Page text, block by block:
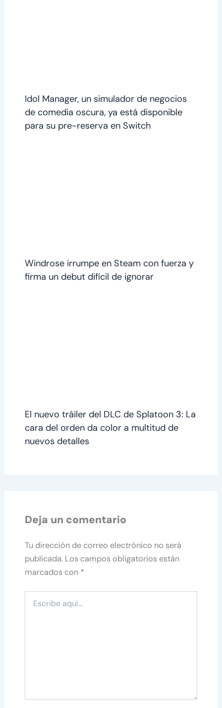
Idol Manager, un simulador de negocios
de comedia oscura, ya está disponible
para su pre-reserva en Switch
Windrose irrumpe en Steam con fuerza y
firma un debut difícil de ignorar
El nuevo tráiler del DLC de Splatoon 3: La
cara del orden da color a multitud de
nuevos detalles
Deja un comentario
Tu dirección de correo electrónico no será
publicada. Los campos obligatorios están
marcados con *
aquí...